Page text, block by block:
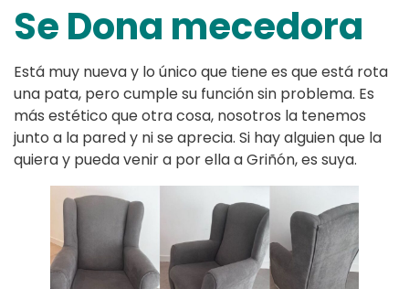
Se Dona mecedora
Está muy nueva y lo único que tiene es que está rota
una pata, pero cumple su función sin problema. Es
más estético que otra cosa, nosotros la tenemos
junto a la pared y ni se aprecia. Si hay alguien que la
quiera y pueda venir a por ella a Griñón, es suya.